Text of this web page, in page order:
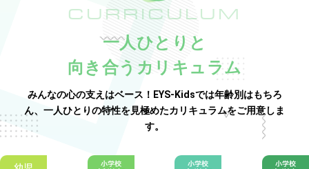
CURRICULUM
一人ひとりと
向き合うカリキュラム
みんなの心の支えはベース！EYS-Kidsでは年齢別はもちろ
ん、一人ひとりの特性を見極めたカリキュラムをご用意しま
す。